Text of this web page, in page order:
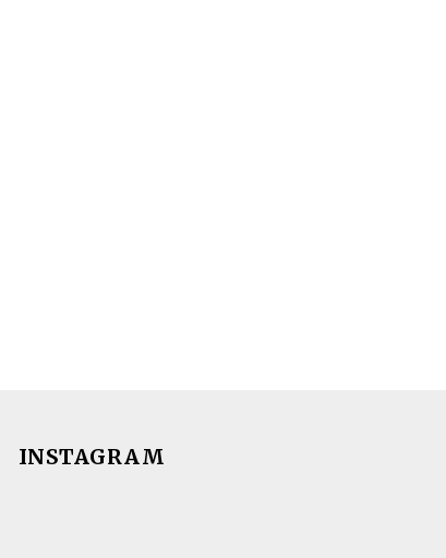
INSTAGRAM